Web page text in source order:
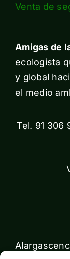
Venta de
Amigas de
ecologista
y global
el medio
Tel. 91